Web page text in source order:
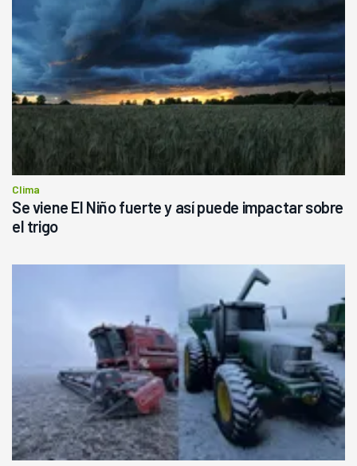
Clima
Se viene El Niño fuerte y así puede impactar sobre
el trigo